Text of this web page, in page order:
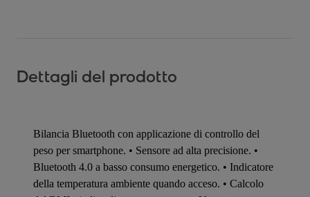
Dettagli del prodotto
Bilancia Bluetooth con applicazione di controllo del
peso per smartphone. • Sensore ad alta precisione. •
Bluetooth 4.0 a basso consumo energetico. • Indicatore
della temperatura ambiente quando acceso. • Calcolo